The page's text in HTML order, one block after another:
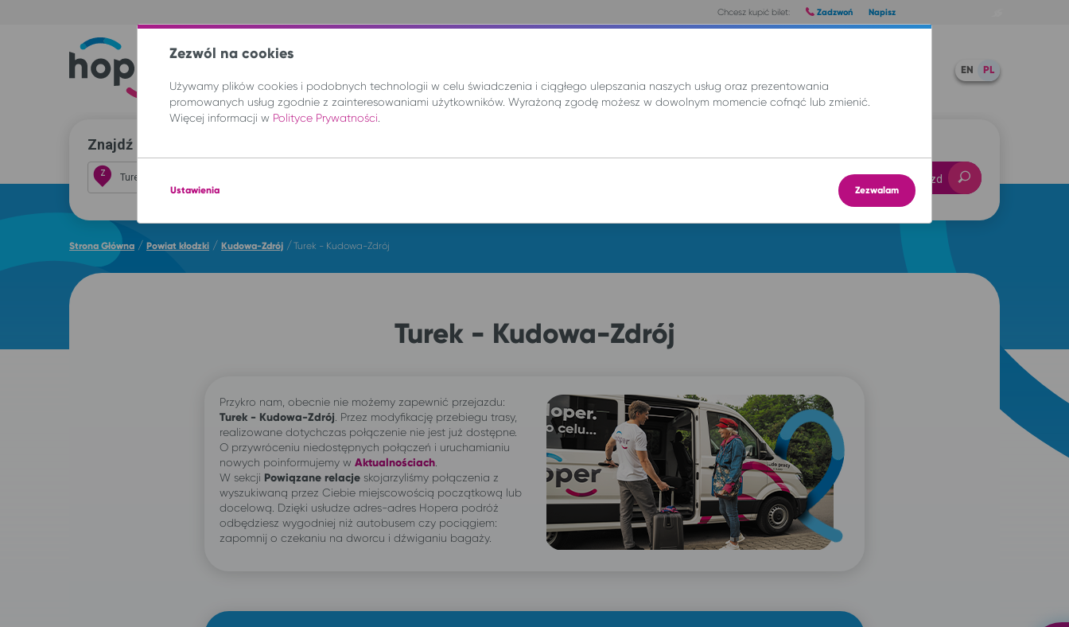
Chcesz kupić bilet: Zadzwoń Napisz
EN PL
Znajdź przejazd i kup bilet
Z Znajdź przejazd
Strona Główna / Powiat kłodzki / Kudowa-Zdrój /Turek - Kudowa-Zdrój
Turek - Kudowa-Zdrój
Przykro nam, obecnie nie możemy zapewnić przejazdu:
Turek - Kudowa-Zdrój . Przez modyfikację przebiegu trasy,
realizowane dotychczas połączenie nie jest już dostępne.
O przywróceniu niedostępnych połączeń i uruchamianiu
nowych poinformujemy w Aktualnościach
W sekcji Powiązane relacje skojarzyliśmy połączenia z
wyszukiwaną przez Ciebie miejscowością początkową lub
docelową. Dzięki usłudze adres-adres Hopera podróż
odbędziesz wygodniej niż autobusem czy pociągiem:
zapomnij o czekaniu na dworcu i dźwiganiu bagaży.
Zezwól na cookies
Używamy plików cookies i podobnych technologii w celu świadczenia i ciągłego ulepszania naszych usług oraz prezentowania
promowanych usług zgodnie z zainteresowaniami użytkowników. Wyrażoną zgodę możesz w dowolnym momencie cofnąć lub zmienić.
Więcej informacji w Polityce Prywatności
Ustawienia Zezwalam